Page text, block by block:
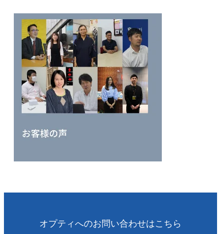
オプティへのお問い合わせはこちら